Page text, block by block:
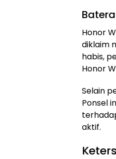
Honor
diklaim
habis,
Honor
Selain
Ponsel
aktif.